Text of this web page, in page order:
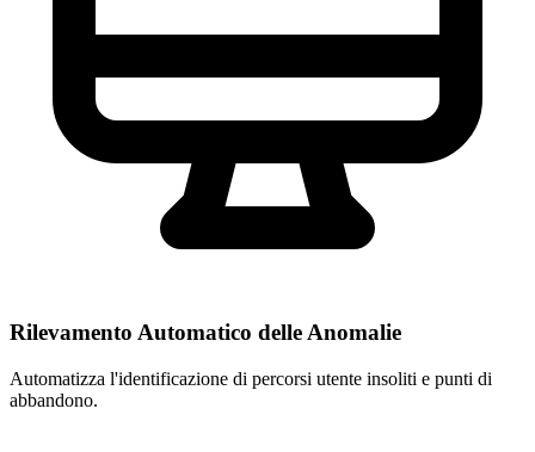
Rilevamento Automatico delle Anomalie
Automatizza l'identificazione di percorsi utente insoliti e punti di
abbandono.